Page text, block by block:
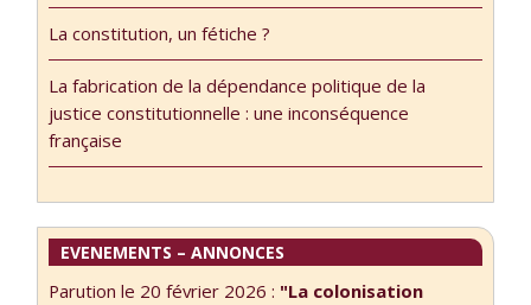
otherwise.
Truism? Perhaps.
forget or omit it
without taking
the risk of not
of what men …
La constitution, un fétiche ?
La fabrication de la dépendance politique de la
justice constitutionnelle : une inconséquence
française
EVENEMENTS – ANNONCES
Parution le 20 février 2026 : "La colonisation